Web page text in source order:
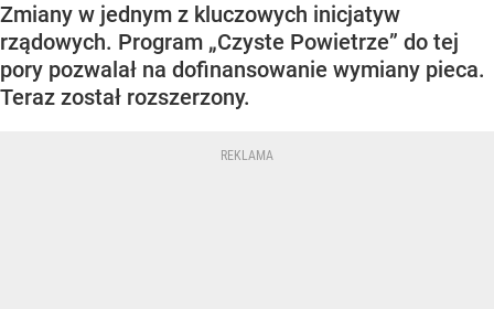
Zmiany w jednym z kluczowych inicjatyw
rządowych. Program „Czyste Powietrze” do tej
pory pozwalał na dofinansowanie wymiany pieca.
Teraz został rozszerzony.